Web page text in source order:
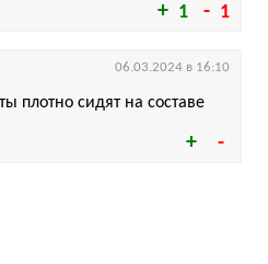
1 1
плотно сидят на составе
06.03.2024 в 16:10